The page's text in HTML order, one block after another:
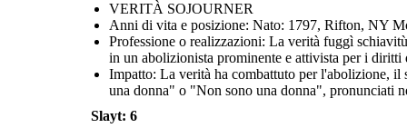
VERITÀ SOJOURNER
Anni di vita e posizione: Nato: 1797, Rifton, NY
Professione o realizzazioni: La verità fuggì
in un abolizionista prominente e attivista per i diritti
Impatto: La verità ha combattuto per l'abolizione,
una donna" o "Non sono una donna", pronunciati
Slayt: 6